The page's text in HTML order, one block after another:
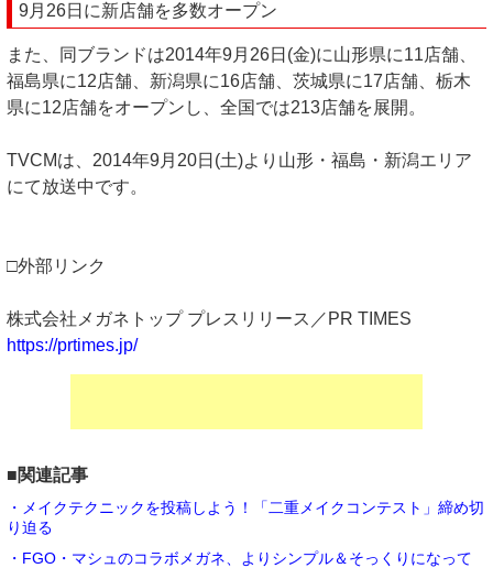
9月26日に新店舗を多数オープン
また、同ブランドは2014年9月26日(金)に山形県に11店舗、
福島県に12店舗、新潟県に16店舗、茨城県に17店舗、栃木
県に12店舗をオープンし、全国では213店舗を展開。
TVCMは、2014年9月20日(土)より山形・福島・新潟エリア
にて放送中です。
□外部リンク
株式会社メガネトップ プレスリリース／PR TIMES
https://prtimes.jp/
■関連記事
・メイクテクニックを投稿しよう！「二重メイクコンテスト」締め切
り迫る
・FGO・マシュのコラボメガネ、よりシンプル＆そっくりになって